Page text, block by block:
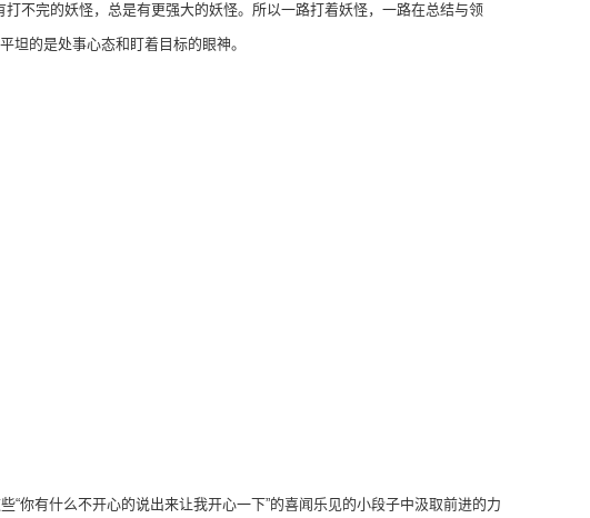
不完的妖怪，总是有更强大的妖怪。所以一路打着妖怪，一路在总结与领
的是处事心态和盯着目标的眼神。
你有什么不开心的说出来让我开心一下”的喜闻乐见的小段子中汲取前进的力